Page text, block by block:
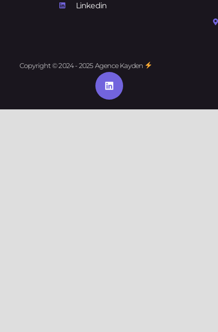
Linkedin
Copyright © 2024 - 2025 Agence Kayden